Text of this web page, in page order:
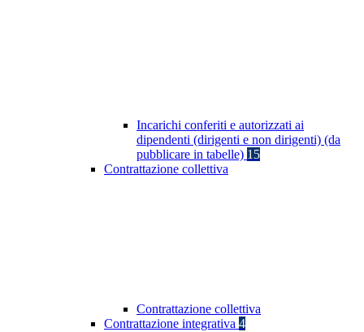
Incarichi conferiti e autorizzati ai
dipendenti (dirigenti e non dirigenti) (da
pubblicare in tabelle) 15
Contrattazione collettiva
Contrattazione collettiva
Contrattazione integrativa 4